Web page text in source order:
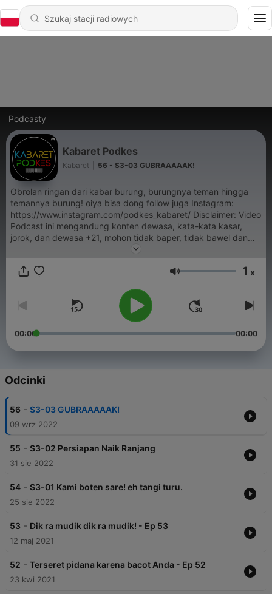
Podcasty
Kabaret Podkes
Kabaret 56 - S3-03 GUBRAAAAAK!
Obrolan ringan dari kabar burung, burungnya teman hingga
temannya burung! oiya bisa dong follow juga Instagram:
https://www.instagram.com/podkes_kabaret/ Disclaimer: Video
Podcast ini mengandung konten dewasa, kata-kata kasar,
jorok, dan dewasa +21, mohon tidak baper, tidak bawel dan
dengarkan dengan resiko tingkat tinggi!
Głośność 1 x
00:00 00:00
Odcinki
56 - S3-03 GUBRAAAAAK!
09 wrz 2022
55 - S3-02 Persiapan Naik Ranjang
31 sie 2022
54 - S3-01 Kami boten sare! eh tangi turu.
25 sie 2022
53 - Dik ra mudik dik ra mudik! - Ep 53
12 maj 2021
52 - Terseret pidana karena bacot Anda - Ep 52
23 kwi 2021